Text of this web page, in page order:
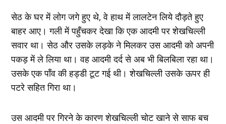
सेठ के घर में लोग जगे हुए थे, वे हाथ में लालटेन लिये दौड़ते हुए
बाहर आए। गली में पहुँचकर देखा कि एक आदमी पर शेखचिल्ली
सवार था। सेठ और उसके लड़के ने मिलकर उस आदमी को अपनी
पकड़ में ले लिया था। वह आदमी दर्द से अब भी बिलबिला रहा था।
उसके एक पाँव की हड्डी टूट गई थी। शेखचिल्ली उसके ऊपर ही
पटरे सहित गिरा था।
उस आदमी पर गिरने के कारण शेखचिल्ली चोट खाने से साफ बच